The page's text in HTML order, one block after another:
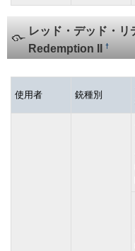
レッド・デッド・リ
Redemption II
†
使用者 銃種別